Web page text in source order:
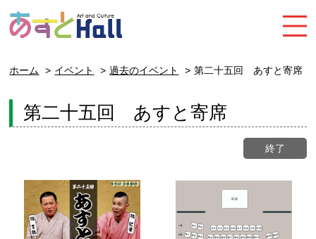
ホーム イベント 過去のイベント 第二十五回 あすと寄席
第二十五回 あすと寄席
終了